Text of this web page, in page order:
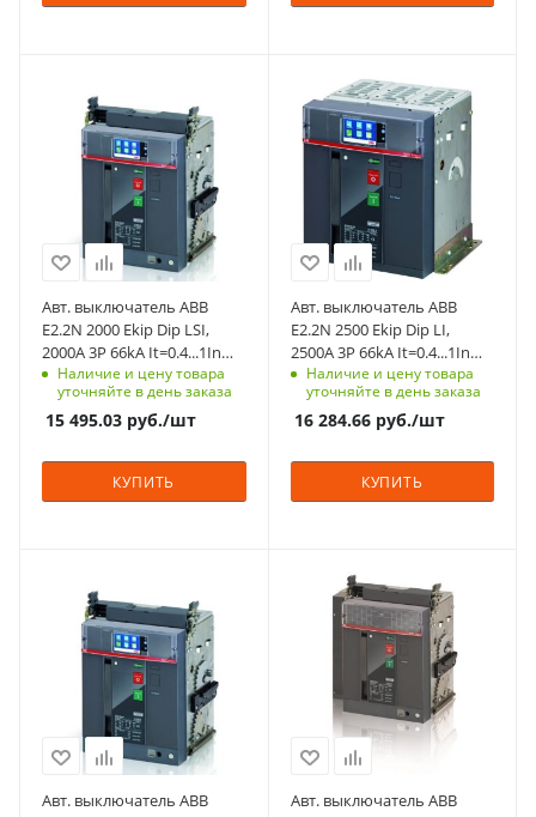
Количество полюсов
Отключающая
способность, kA
66
фронт - IP20, с
фланцем на дверь
- IP30
Срок поставки под
заказ
Авт. выключатель ABB
E2.2N 2000 Ekip Dip LSI,
2000A 3P 66kA It=0.4...1In
Ie=1.5...15In выкатной без
корзины селективный
Наличие и цену товара
уточняйте в день заказа
15 495.03 руб./шт
КУПИТЬ
Номинальный ток, A
2500
Количество полюсов
Отключающая
способность, kA
66
фронт - IP20, с
фланцем на дверь
- IP30
Срок поставки под
заказ
Авт. выключатель ABB
E2.2N 2500 Ekip Dip LI,
2500A 3P 66kA It=0.4...1In
Ie=1.5...15In стационарный
заднее HR/VR-
подключение
Наличие и цену товара
уточняйте в день заказа
16 284.66руб./шт
КУПИТЬ
Количество полюсов
Отключающая
способность, kA
85
Авт. выключатель ABB
Номинальный ток, A
Количество полюсов
Отключающая
способность, kA
66
Авт. выключатель ABB